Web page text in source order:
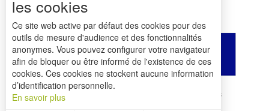
Comment venir ? Crédits
les cookies
Ce site web active par défaut des cookies pour des
outils de mesure d'audience et des fonctionnalités
anonymes. Vous pouvez configurer votre navigateur
afin de bloquer ou être informé de l'existence de ces
cookies. Ces cookies ne stockent aucune information
d’identification personnelle.
En savoir plus